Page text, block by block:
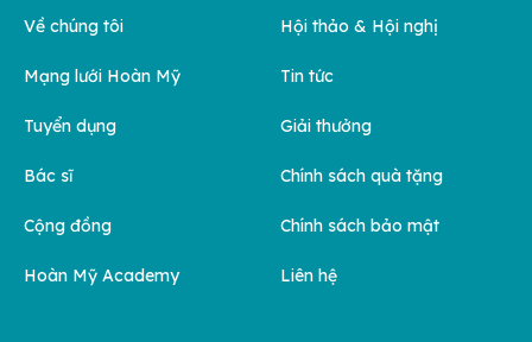
Về chúng tôi
Mạng lưới Hoàn Mỹ
Tuyển dụng
Bác sĩ
Cộng đồng
Hoàn Mỹ Academy
Hội thảo & Hội nghị
Tin tức
Giải thưởng
Chính sách quà tặng
Chính sách bảo mật
Liên hệ